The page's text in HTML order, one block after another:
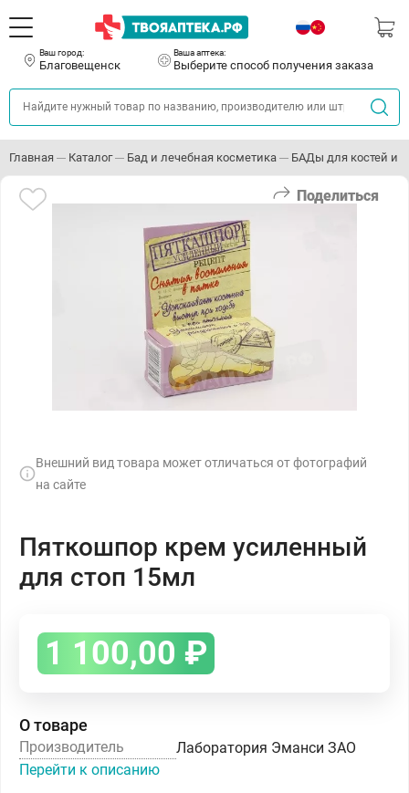
Ваш город:
Благовещенск
Ваша аптека:
Выберите способ получения заказа
Главная Каталог Бад и лечебная косметика БАДы для костей и
Поделиться
Внешний вид товара может отличаться от фотографий
на сайте
Пяткошпор крем усиленный
для стоп 15мл
1 100,00 ₽
О товаре
Производитель
Лаборатория Эманси ЗАО
Перейти к описанию